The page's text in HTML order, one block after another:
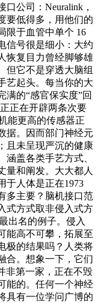
公司：Neuralink，
要低得多，用他们的
限于血管中单个 16
信号很是细小：大约
恢复目力曾经脚够雄
它不是穿透大脑组
艺起头。每当你的大
的“感官保实度”回
正在开辟两条次要
能更高的传感器正
据。因而部门神经元
且未呈现严沉的健康
盖各类手艺方式、
量和阐发。大大都人
于人体是正在1973
多主要？脑机接口范
式方式取非侵入式方
出名的例子。侵入
能高不可攀，拓展至
极的结果吗？人类将
合。想象一下，它们
非第一家，正在不毁
能的。任何一个神经
具有一位学问广博的